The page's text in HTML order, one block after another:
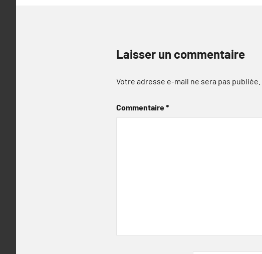
Laisser un commentaire
Votre adresse e-mail ne sera pas publiée.
Commentaire*